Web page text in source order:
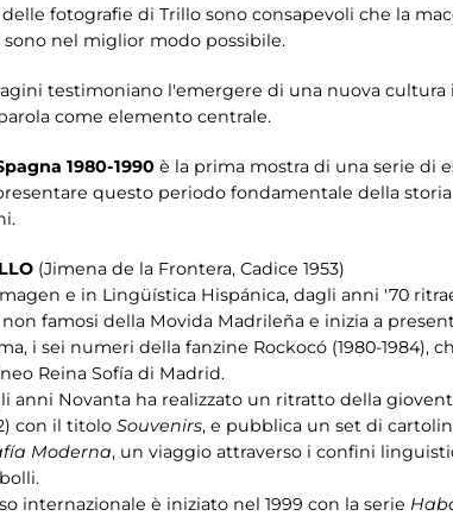
fotografie di Trillo sono consapevoli che la
sono nel miglior modo possibile.
testimoniano l'emergere di una nuova
come elemento centrale.
1980-1990 è la prima mostra di una serie di
questo periodo fondamentale della
(Jimena de la Frontera, Cadice 1953)
e in Lingüística Hispánica, dagli anni '70
famosi della Movida Madrileña e inizia a
i sei numeri della fanzine Rockocó (1980-1984),
Reina Sofía di Madrid.
anni Novanta ha realizzato un ritratto della
con il titolo Souvenirs, e pubblica un set di
Moderna, un viaggio attraverso i confini
internazionale è iniziato nel 1999 con la serie